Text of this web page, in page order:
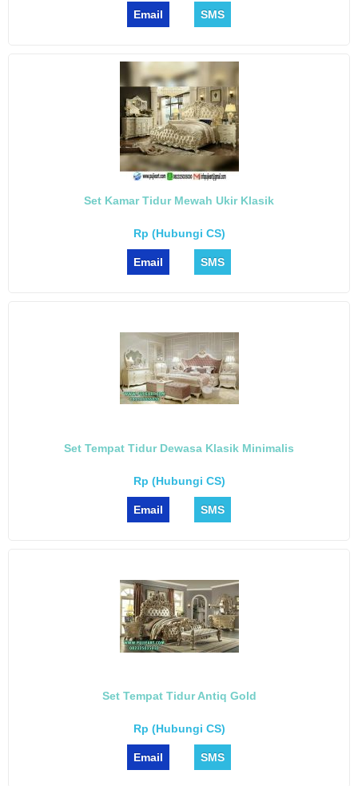
Email SMS
Set Kamar Tidur Mewah Ukir Klasik
Rp (Hubungi CS)
Email SMS
Set Tempat Tidur Dewasa Klasik Minimalis
Rp (Hubungi CS)
Email SMS
Set Tempat Tidur Antiq Gold
Rp (Hubungi CS)
Email SMS